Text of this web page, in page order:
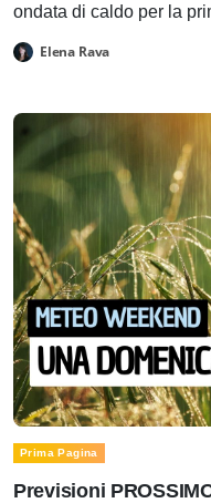
ondata di caldo per la
Elena Rava
Prima Pagina
Previsioni